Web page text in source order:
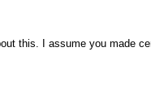
this. I assume you made